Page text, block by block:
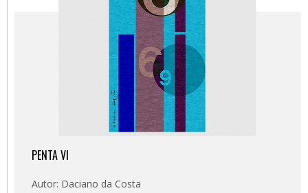
PENTA VI
Autor: Daciano da Costa